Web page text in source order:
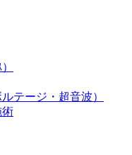
テージ・超音波）
術